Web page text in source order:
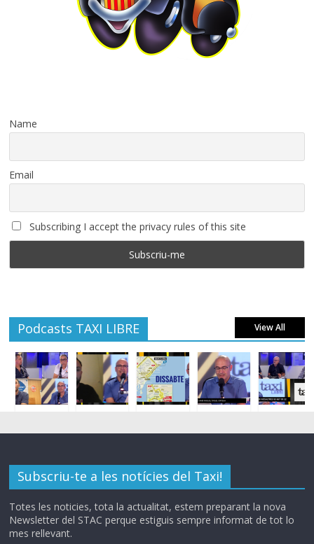
Name
Email
Subscribing I accept the privacy rules of this site
Podcasts TAXI LIBRE View All
Subscriu-te a les notícies del Taxi!
Totes les noticies, tota la actualitat, estem preparant la nova
Newsletter del STAC perque estiguis sempre informat de tot lo
mes rellevant.